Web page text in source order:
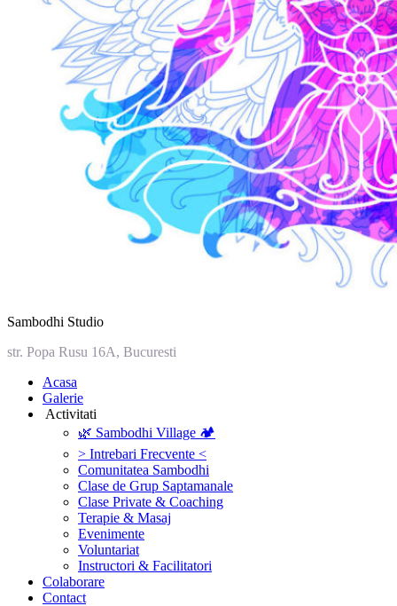
Sambodhi Studio
str. Popa Rusu 16A, Bucuresti
‎Acasa
Galerie
‎ ‎Activitati‎
🌿 Sambodhi Village 🏕️
> Intrebari Frecvente <
Comunitatea Sambodhi
Clase de Grup Saptamanale
Clase Private & Coaching
Terapie & Masaj
‎Evenimente
Voluntariat
‏‏‎Instructori & Facilitatori
Colaborare
Contact